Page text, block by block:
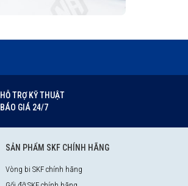
HỖ TRỢ KỸ THUẬT
BÁO GIÁ 24/7
SẢN PHẨM SKF CHÍNH HÃNG
Vòng bi SKF chính hãng